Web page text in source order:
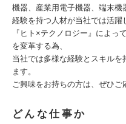
機器、産業用電子機器、端末機
経験を持つ人材が当社では活躍
『ヒト×テクノロジー』によっ
を変革する為、
当社では多様な経験とスキル
ます。
ご興味をお持ちの方は、ぜひご
どんな仕事か